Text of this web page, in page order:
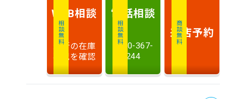
相談無料
WEB相談
最新の在庫
状況を確認
相談無料
電話相談
0120-367-
244
商談無料
来店予約